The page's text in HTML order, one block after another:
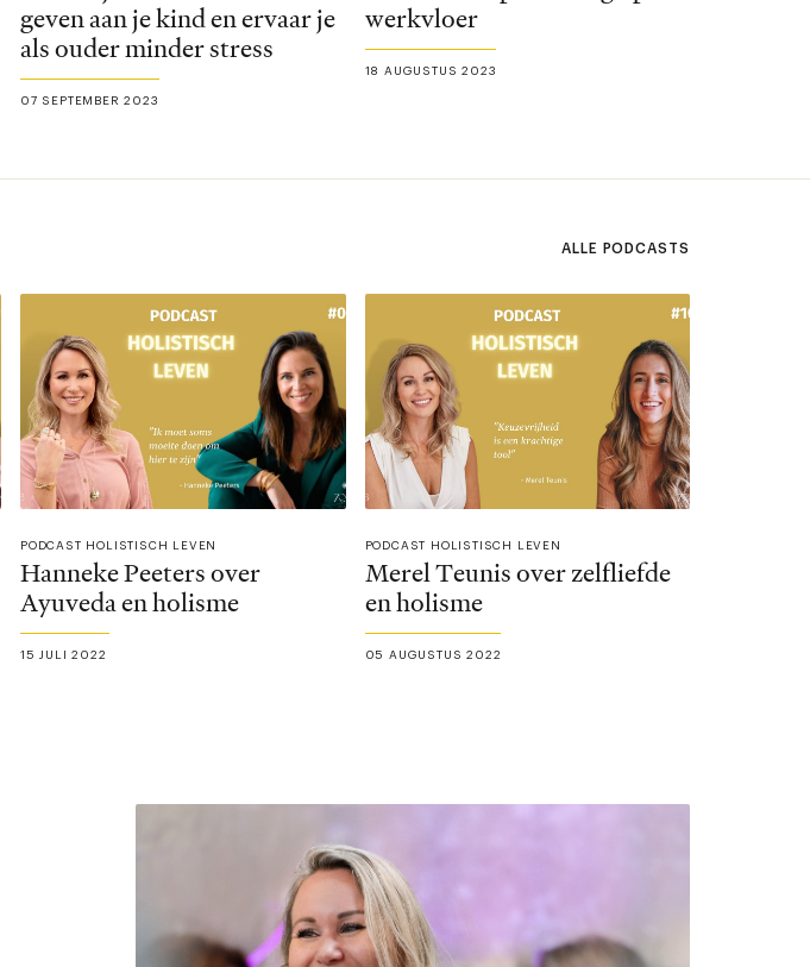
geven aan je kind en ervaar je
als ouder minder stress
07 SEPTEMBER 2023
werkvloer
18 AUGUSTUS 2023
ALLE PODCASTS
PODCAST HOLISTISCH LEVEN
Hanneke Peeters over
Ayuveda en holisme
15 JULI 2022
PODCAST HOLISTISCH LEVEN
Merel Teunis over zelfliefde
en holisme
05 AUGUSTUS 2022